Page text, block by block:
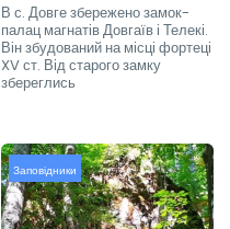
В с. Довге збережено замок-
палац магнатів Довгаїв і Телекі.
Він збудований на місці фортеці
XV ст. Від старого замку
збереглись
Заповідники